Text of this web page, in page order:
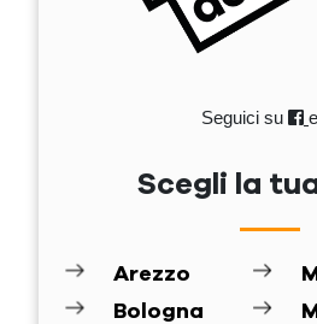
Seguici su e
Scegli la
Arezzo
Bologna